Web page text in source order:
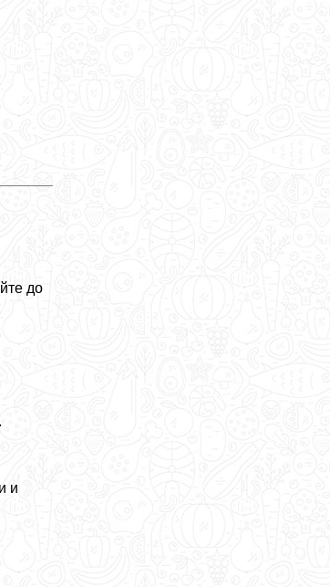
до
и